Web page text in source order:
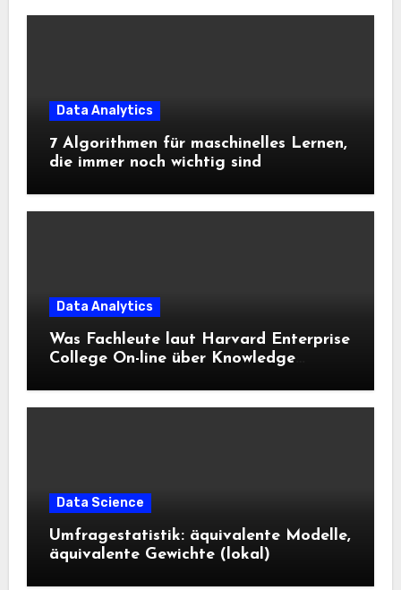
Data Analytics
7 Algorithmen für maschinelles Lernen,
die immer noch wichtig sind
Data Analytics
Was Fachleute laut Harvard Enterprise
College On-line über Knowledge
Data Science
Umfragestatistik: äquivalente Modelle,
äquivalente Gewichte (lokal)